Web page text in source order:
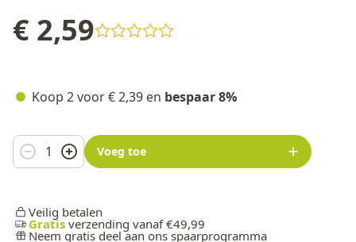
€ 2,59
Koop 2 voor€ 2,39 en bespaar8%
Aantal Voeg toe
Veilig betalen
Gratis verzending vanaf €49,99
Neem gratis deel aan ons spaarprogramma